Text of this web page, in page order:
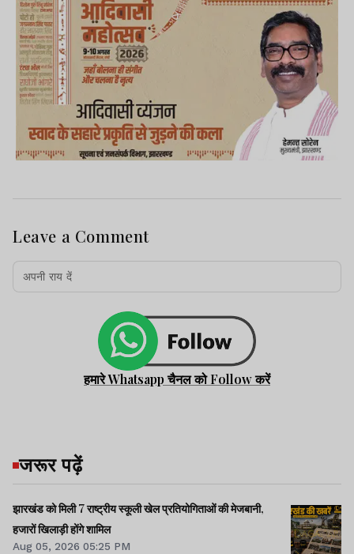
Leave a Comment
हमारे Whatsapp चैनल को Follow करें
जरूर पढ़ें
झारखंड को मिली 7 राष्ट्रीय स्कूली खेल प्रतियोगिताओं की मेजबानी,
हजारों खिलाड़ी होंगे शामिल
Aug 05, 2026 05:25 PM